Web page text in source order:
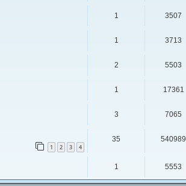
1 3507
1 3713
2 5503
1 17361
3 7065
1 2 3 4
35 540989
1 5553